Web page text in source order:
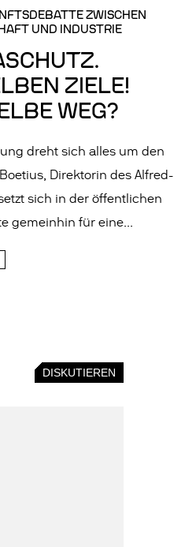
ZWISCHEN
UND INDUSTRIE
ZIELE!
WEG?
dreht sich alles um den
Direktorin des Alfred-
sich in der öffentlichen
gemeinhin für eine...
DISKUTIEREN